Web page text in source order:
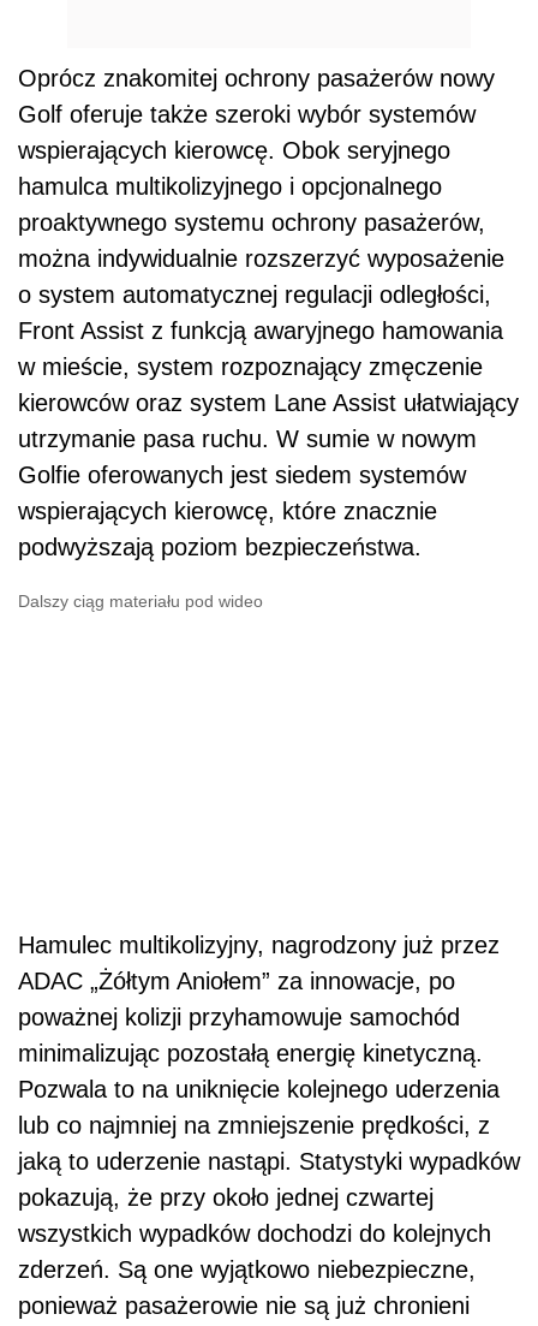
Oprócz znakomitej ochrony pasażerów nowy
Golf oferuje także szeroki wybór systemów
wspierających kierowcę. Obok seryjnego
hamulca multikolizyjnego i opcjonalnego
proaktywnego systemu ochrony pasażerów,
można indywidualnie rozszerzyć wyposażenie
o system automatycznej regulacji odległości,
Front Assist z funkcją awaryjnego hamowania
w mieście, system rozpoznający zmęczenie
kierowców oraz system Lane Assist ułatwiający
utrzymanie pasa ruchu. W sumie w nowym
Golfie oferowanych jest siedem systemów
wspierających kierowcę, które znacznie
podwyższają poziom bezpieczeństwa.
Dalszy ciąg materiału pod wideo
Hamulec multikolizyjny, nagrodzony już przez
ADAC „Żółtym Aniołem” za innowacje, po
poważnej kolizji przyhamowuje samochód
minimalizując pozostałą energię kinetyczną.
Pozwala to na uniknięcie kolejnego uderzenia
lub co najmniej na zmniejszenie prędkości, z
jaką to uderzenie nastąpi. Statystyki wypadków
pokazują, że przy około jednej czwartej
wszystkich wypadków dochodzi do kolejnych
zderzeń. Są one wyjątkowo niebezpieczne,
ponieważ pasażerowie nie są już chronieni